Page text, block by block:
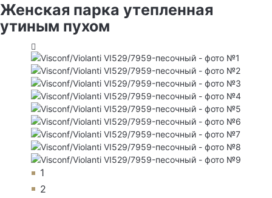
Женская парка утепленная
утиным пухом
1
2